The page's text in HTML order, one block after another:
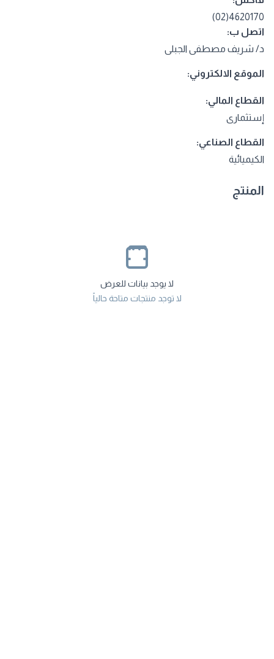
4620170(02)
اتصل ب:
د/ شريف مصطفى الجبلى
الموقع الالكتروني:
القطاع المالي:
إستثمارى
القطاع الصناعي:
الكيميائية
المنتج
لا يوجد بيانات للعرض
لا توجد منتجات متاحة حالياً